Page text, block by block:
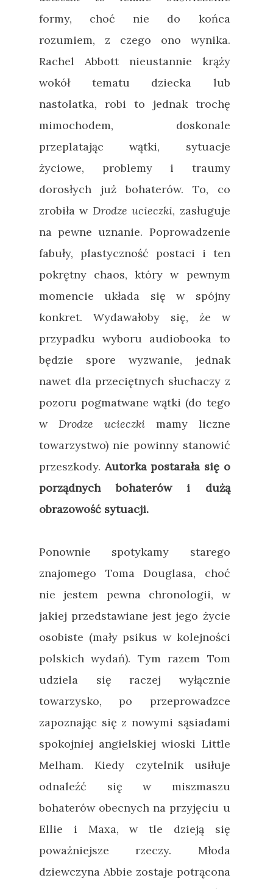
formy, choć nie do końca
rozumiem, z czego ono wynika.
Rachel Abbott nieustannie krąży
wokół tematu dziecka lub
nastolatka, robi to jednak trochę
mimochodem, doskonale
przeplatając wątki, sytuacje
życiowe, problemy i traumy
dorosłych już bohaterów. To, co
zrobiła w Drodze ucieczki, zasługuje
na pewne uznanie. Poprowadzenie
fabuły, plastyczność postaci i ten
pokrętny chaos, który w pewnym
momencie układa się w spójny
konkret. Wydawałoby się, że w
przypadku wyboru audiobooka to
będzie spore wyzwanie, jednak
nawet dla przeciętnych słuchaczy z
pozoru pogmatwane wątki (do tego
w Drodze ucieczkimamy liczne
towarzystwo) nie powinny stanowić
przeszkody. Autorka postarała się o
porządnych bohaterów i dużą
obrazowość sytuacji.
Ponownie spotykamy starego
znajomego Toma Douglasa, choć
nie jestem pewna chronologii, w
jakiej przedstawiane jest jego życie
osobiste (mały psikus w kolejności
polskich wydań). Tym razem Tom
udziela się raczej wyłącznie
towarzysko, po przeprowadzce
zapoznając się z nowymi sąsiadami
spokojniej angielskiej wioski Little
Melham. Kiedy czytelnik usiłuje
odnaleźć się w miszmaszu
bohaterów obecnych na przyjęciu u
Ellie i Maxa, w tle dzieją się
poważniejsze rzeczy. Młoda
dziewczyna Abbie zostaje potrącona